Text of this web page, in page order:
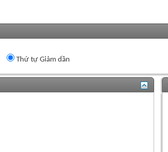
Thứ tự Giảm dần